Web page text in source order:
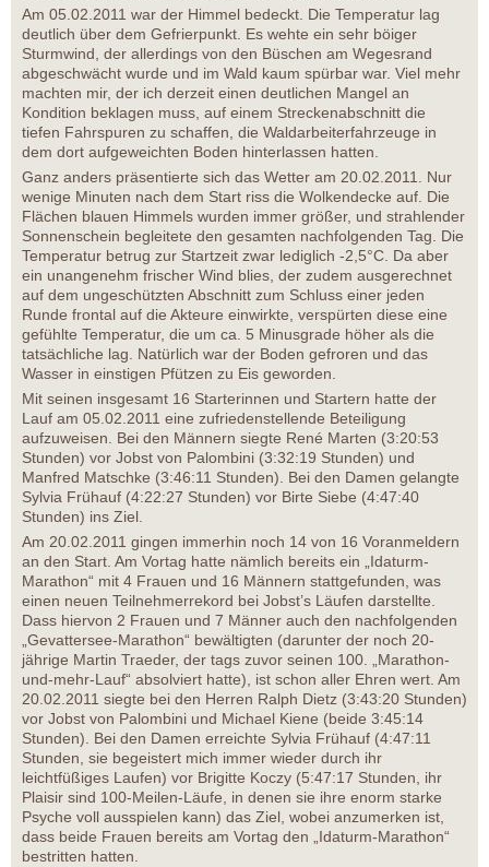
Am 05.02.2011 war der Himmel bedeckt. Die Temperatur lag
deutlich über dem Gefrierpunkt. Es wehte ein sehr böiger
Sturmwind, der allerdings von den Büschen am Wegesrand
abgeschwächt wurde und im Wald kaum spürbar war. Viel mehr
machten mir, der ich derzeit einen deutlichen Mangel an
Kondition beklagen muss, auf einem Streckenabschnitt die
tiefen Fahrspuren zu schaffen, die Waldarbeiterfahrzeuge in
dem dort aufgeweichten Boden hinterlassen hatten.
Ganz anders präsentierte sich das Wetter am 20.02.2011. Nur
wenige Minuten nach dem Start riss die Wolkendecke auf. Die
Flächen blauen Himmels wurden immer größer, und strahlender
Sonnenschein begleitete den gesamten nachfolgenden Tag. Die
Temperatur betrug zur Startzeit zwar lediglich -2,5°C. Da aber
ein unangenehm frischer Wind blies, der zudem ausgerechnet
auf dem ungeschützten Abschnitt zum Schluss einer jeden
Runde frontal auf die Akteure einwirkte, verspürten diese eine
gefühlte Temperatur, die um ca. 5 Minusgrade höher als die
tatsächliche lag. Natürlich war der Boden gefroren und das
Wasser in einstigen Pfützen zu Eis geworden.
Mit seinen insgesamt 16 Starterinnen und Startern hatte der
Lauf am 05.02.2011 eine zufriedenstellende Beteiligung
aufzuweisen. Bei den Männern siegte René Marten (3:20:53
Stunden) vor Jobst von Palombini (3:32:19 Stunden) und
Manfred Matschke (3:46:11 Stunden). Bei den Damen gelangte
Sylvia Frühauf (4:22:27 Stunden) vor Birte Siebe (4:47:40
Stunden) ins Ziel.
Am 20.02.2011 gingen immerhin noch 14 von 16 Voranmeldern
an den Start. Am Vortag hatte nämlich bereits ein „Idaturm-
Marathon“ mit 4 Frauen und 16 Männern stattgefunden, was
einen neuen Teilnehmerrekord bei Jobst’s Läufen darstellte.
Dass hiervon 2 Frauen und 7 Männer auch den nachfolgenden
„Gevattersee-Marathon“ bewältigten (darunter der noch 20-
jährige Martin Traeder, der tags zuvor seinen 100. „Marathon-
und-mehr-Lauf“ absolviert hatte), ist schon aller Ehren wert. Am
20.02.2011 siegte bei den Herren Ralph Dietz (3:43:20 Stunden)
vor Jobst von Palombini und Michael Kiene (beide 3:45:14
Stunden). Bei den Damen erreichte Sylvia Frühauf (4:47:11
Stunden, sie begeistert mich immer wieder durch ihr
leichtfüßiges Laufen) vor Brigitte Koczy (5:47:17 Stunden, ihr
Plaisir sind 100-Meilen-Läufe, in denen sie ihre enorm starke
Psyche voll ausspielen kann) das Ziel, wobei anzumerken ist,
dass beide Frauen bereits am Vortag den „Idaturm-Marathon“
bestritten hatten.